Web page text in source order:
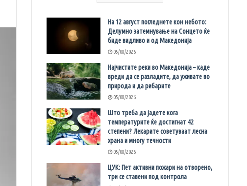
На 12 август погледнете кон небото:
Делумно затемнување на Сонцето ќе
биде видливо и од Македонија
05/08/2026
Најчистите реки во Македонија – каде
вреди да се разладите, да уживате во
природа и да рибарите
05/08/2026
Што треба да јадете кога
температурите ќе достигнат 42
степени? Лекарите советуваат лесна
храна и многу течности
05/08/2026
ЦУК: Пет активни пожари на отворено,
три се ставени под контрола